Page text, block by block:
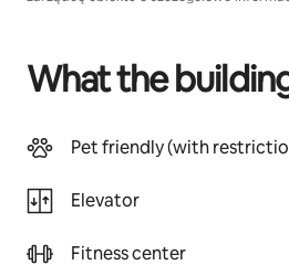
What the
Pet friendly (with
Elevator
Fitness center